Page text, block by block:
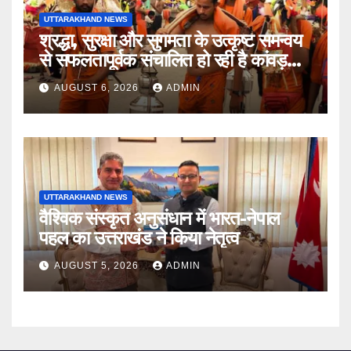
UTTARAKHAND NEWS
श्रद्धा, सुरक्षा और सुगमता के उत्कृष्ट समन्वय
से सफलतापूर्वक संचालित हो रही है कांवड़
यात्रा
AUGUST 6, 2026 ADMIN
UTTARAKHAND NEWS
वैश्विक संस्कृत अनुसंधान में भारत-नेपाल
पहल का उत्तराखंड ने किया नेतृत्व
AUGUST 5, 2026 ADMIN